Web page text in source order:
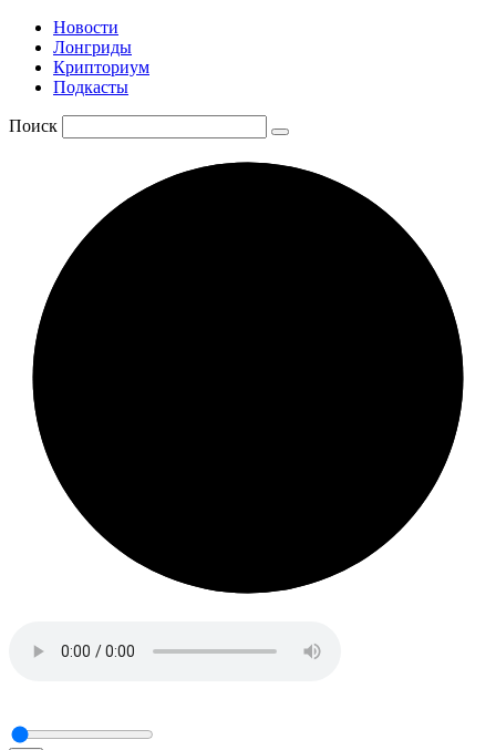
Новости
Лонгриды
Крипториум
Подкасты
Поиск